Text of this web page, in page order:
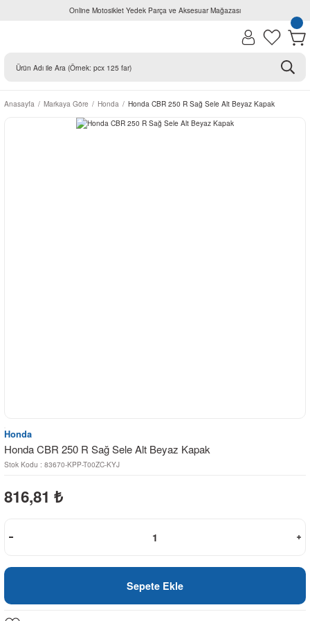
Online Motosiklet Yedek Parça ve Aksesuar Mağazası
Anasayfa Markaya Göre Honda Honda CBR 250 R Sağ Sele Alt Beyaz Kapak
Honda
Honda CBR 250 R Sağ Sele Alt Beyaz Kapak
Stok Kodu : 83670-KPP-T00ZC-KYJ
816,81 ₺
Sepete Ekle